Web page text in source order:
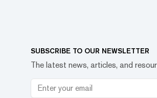
SUBSCRIBE TO OUR NEWSLETTER
The latest news, articles, and